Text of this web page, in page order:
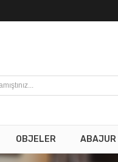
OBJELER ABAJUR